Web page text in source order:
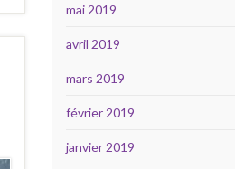
mai 2019
avril 2019
mars 2019
février 2019
janvier 2019